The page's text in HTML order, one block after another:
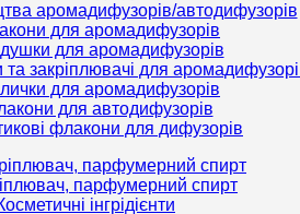
аромадифузорів/автодифузорів
для аромадифузорів
для аромадифузорів
закріплювачі для
для аромадифузорів
для автодифузорів
флакони для дифузорів
парфумерний спирт